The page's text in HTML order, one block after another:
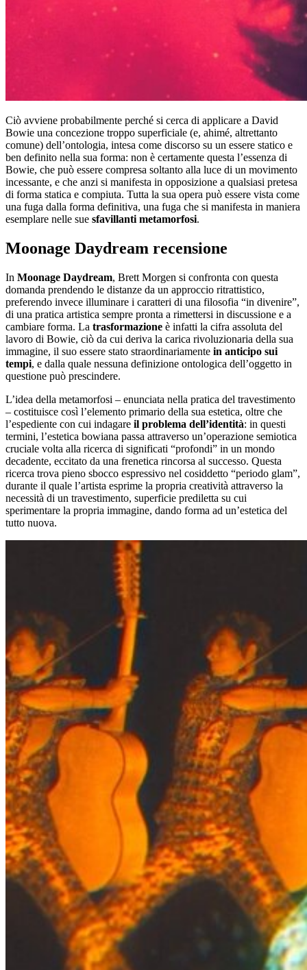
Ciò avviene probabilmente perché si cerca di applicare a David
Bowie una concezione troppo superficiale (e, ahimé, altrettanto
comune) dell’ontologia, intesa come discorso su un essere statico e
ben definito nella sua forma: non è certamente questa l’essenza di
Bowie, che può essere compresa soltanto alla luce di un movimento
incessante, e che anzi si manifesta in opposizione a qualsiasi pretesa
di forma statica e compiuta. Tutta la sua opera può essere vista come
una fuga dalla forma definitiva, una fuga che si manifesta in maniera
esemplare nelle sue sfavillanti metamorfosi.
Moonage Daydream recensione
In Moonage Daydream, Brett Morgen si confronta con questa
domanda prendendo le distanze da un approccio ritrattistico,
preferendo invece illuminare i caratteri di una filosofia “in divenire”,
di una pratica artistica sempre pronta a rimettersi in discussione e a
cambiare forma. La trasformazione è infatti la cifra assoluta del
lavoro di Bowie, ciò da cui deriva la carica rivoluzionaria della sua
immagine, il suo essere stato straordinariamente in anticipo sui
tempi, e dalla quale nessuna definizione ontologica dell’oggetto in
questione può prescindere.
L’idea della metamorfosi – enunciata nella pratica del travestimento
– costituisce così l’elemento primario della sua estetica, oltre che
l’espediente con cui indagare il problema dell’identità: in questi
termini, l’estetica bowiana passa attraverso un’operazione semiotica
cruciale volta alla ricerca di significati “profondi” in un mondo
decadente, eccitato da una frenetica rincorsa al successo. Questa
ricerca trova pieno sbocco espressivo nel cosiddetto “periodo glam”,
durante il quale l’artista esprime la propria creatività attraverso la
necessità di un travestimento, superficie prediletta su cui
sperimentare la propria immagine, dando forma ad un’estetica del
tutto nuova.